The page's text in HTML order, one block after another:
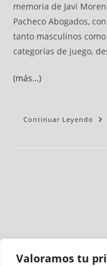
Valoramos tu
memoria de Javi
Pacheco Abogados,
tanto masculinos
categorías de juego,
(más…)
Continuar Leyendo